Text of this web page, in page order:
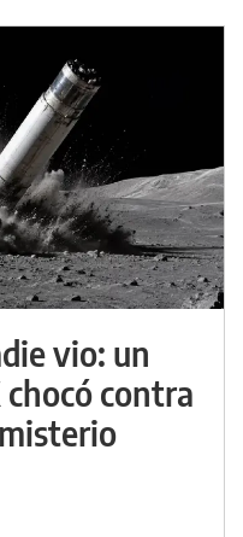
vio: un
chocó contra